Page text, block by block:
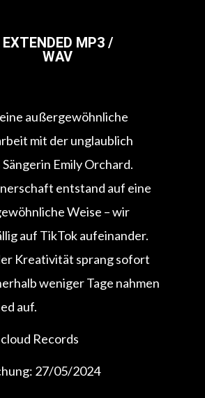
EXTENDED MP3 /
WAV
außergewöhnliche
mit der unglaublich
Emily Orchard.
entstand auf eine
Weise – wir
auf TikTok aufeinander.
Kreativität sprang sofort
weniger Tage nahmen
auf.
Records
27/05/2024